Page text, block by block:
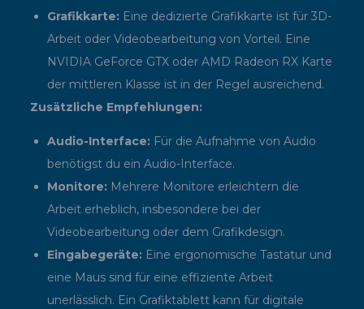
Grafikkarte: Eine dedizierte Grafikkarte ist für 3D-
Arbeit oder Videobearbeitung von Vorteil. Eine
NVIDIA GeForce GTX oder AMD Radeon RX Karte
der mittleren Klasse ist in der Regel ausreichend.
Zusätzliche Empfehlungen:
Audio-Interface: Für die Aufnahme von Audio
benötigst du ein Audio-Interface.
Monitore: Mehrere Monitore erleichtern die
Arbeit erheblich, insbesondere bei der
Videobearbeitung oder dem Grafikdesign.
Eingabegeräte: Eine ergonomische Tastatur und
eine Maus sind für eine effiziente Arbeit
unerlässlich. Ein Grafiktablett kann für digitale